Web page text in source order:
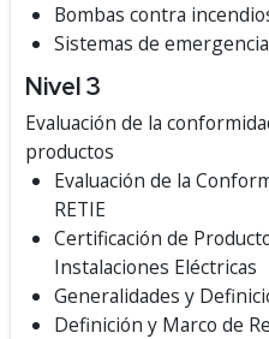
Bombas contra
Sistemas de emergencia
Nivel 3
Evaluación de la
productos
Evaluación de la
RETIE
Certificación de
Instalaciones Eléctricas
Generalidades y
Definición y Marco de